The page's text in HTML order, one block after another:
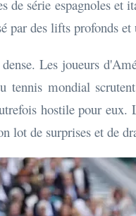
de série espagnoles
des lifts profonds
Les joueurs
tennis mondial
hostile pour
lot de surprises et de